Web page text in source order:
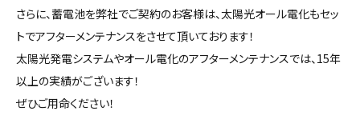
さらに、蓄電池を弊社でご契約のお客様は、太陽光オール電化もセッ
トでアフターメンテナンスをさせて頂いております！
太陽光発電システムやオール電化のアフターメンテナンスでは、15年
以上の実績がございます！
ぜひご用命ください！